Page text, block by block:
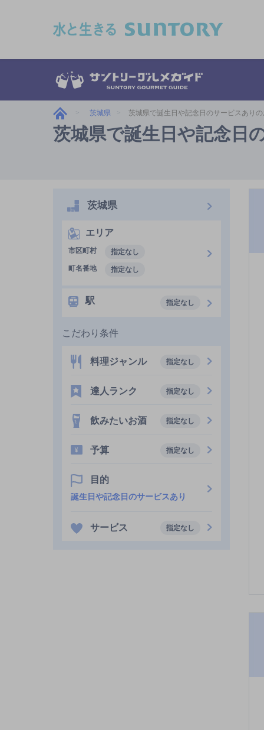
茨城県 茨城県で誕生日や記念日のサービスありの
茨城県で誕生日や記念日
茨城県
エリア
市区町村
指定なし
町名番地
指定なし
駅 指定なし
こだわり条件
料理ジャンル 指定なし
達人ランク 指定なし
飲みたいお酒 指定なし
予算 指定なし
目的
誕生日や記念日のサービスあり
サービス 指定なし